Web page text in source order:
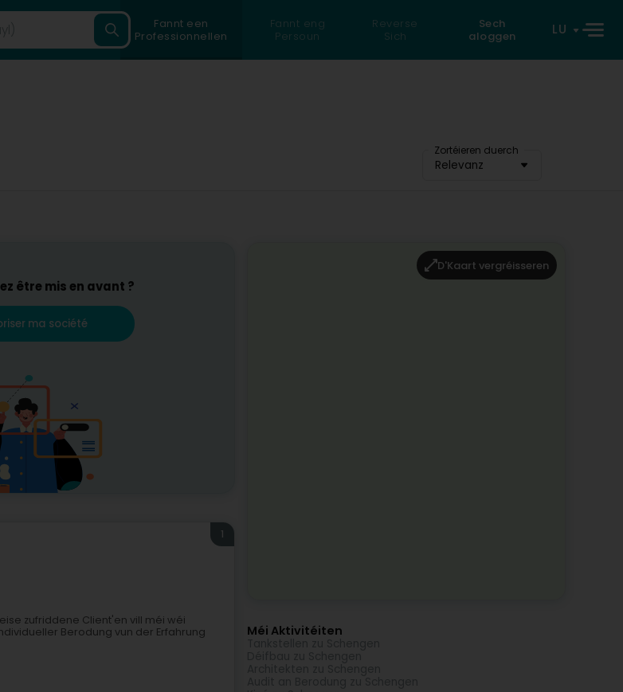
Fannt een
Professionnellen
Fannt eng
Persoun
Reverse
Sich
Sech
aloggen
LU
Zortéieren duerch
Relevanz
être mis en avant ?
ma société
1
zufriddene Client'en vill méi wéi
Berodung vun der Erfahrung
D'Kaart vergréisseren
Méi Aktivitéiten